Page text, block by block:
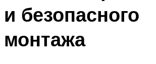
и безопасного
монтажа